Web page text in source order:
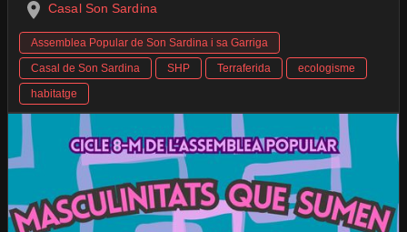
Casal Son Sardina
Assemblea Popular de Son Sardina i sa Garriga
Casal de Son Sardina
SHP Terraferida
ecologisme
habitatge